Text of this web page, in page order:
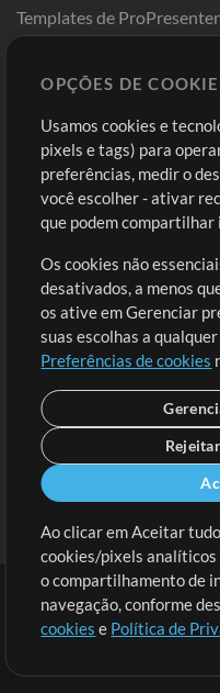
Templates de ProPresenter
Comprar Créditos
Conteúdo Grátis
Solicite uma Música
Extras
Sessões
Envie seu conteúdo
Playlist
MT Conference
Termos |
OPÇÕES DE
Usamos cookies e
pixels e tags) para
preferências, medir o
você escolher - ativar
que podem
Os cookies não
desativados, a menos
os ative em Gerenciar
suas escolhas a
Preferências de cookies
Ao clicar em Aceitar
cookies/pixels analíticos
o compartilhamento de
navegação, conforme
cookies e Política de